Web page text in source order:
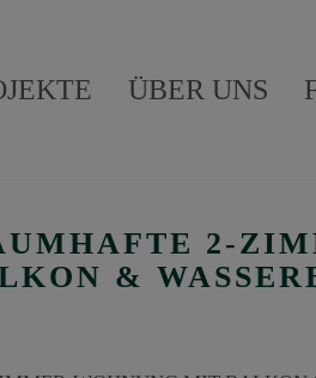
ÜBER UNS
2-
&